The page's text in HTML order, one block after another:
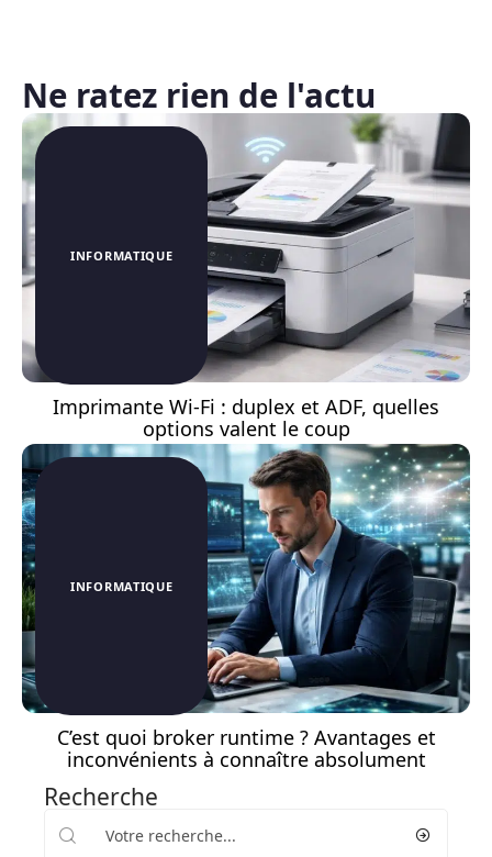
Ne ratez rien de l'actu
INFORMATIQUE
Imprimante Wi-Fi : duplex et ADF, quelles
options valent le coup
INFORMATIQUE
C’est quoi broker runtime ? Avantages et
inconvénients à connaître absolument
Recherche